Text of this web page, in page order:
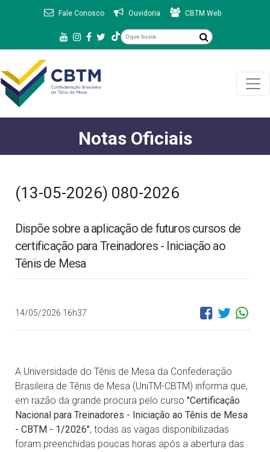
Fale Conosco Ouvidoria CBTM Web
Notas Oficiais
(13-05-2026) 080-2026
Dispõe sobre a aplicação de futuros cursos de
certificação para Treinadores - Iniciação ao
Tênis de Mesa
14/05/2026 16h37
A Universidade do Tênis de Mesa da Confederação
Brasileira de Tênis de Mesa (UniTM-CBTM) informa que,
em razão da grande procura pelo curso "Certificação
Nacional para Treinadores - Iniciação ao Tênis de Mesa
- CBTM - 1/2026", todas as vagas disponibilizadas
foram preenchidas poucas horas após a abertura das